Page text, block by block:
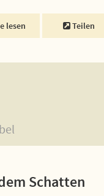
lesen Teilen
Schatten